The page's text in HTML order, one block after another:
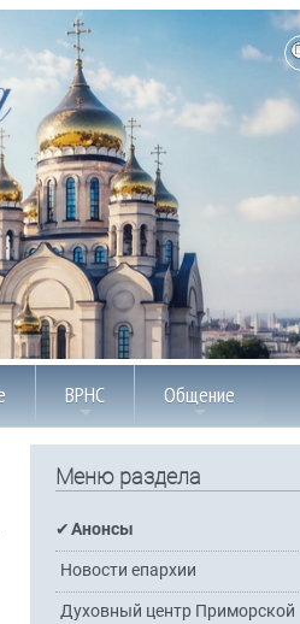
ВРНС Общение
Меню раздела
Анонсы
Новости епархии
Духовный центр Приморской